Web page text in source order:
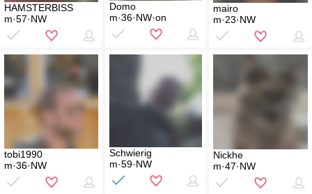
HAMSTERBISS
m·57·NW
Domo
m·36·NW·on
mairo
m·23·NW
tobi1990
m·36·NW
Schwierig
m·59·NW
Nickhe
m·47·NW